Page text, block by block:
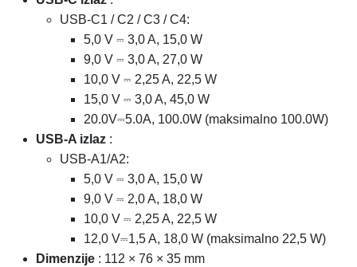
USB-C1 / C2 / C3 / C4:
5,0 V ⎓ 3,0 A, 15,0 W
9,0 V ⎓ 3,0 A, 27,0 W
10,0 V ⎓ 2,25 A, 22,5 W
15,0 V ⎓ 3,0 A, 45,0 W
20.0V⎓5.0A, 100.0W (maksimalno 100.0W)
USB-A izlaz :
USB-A1/A2:
5,0 V ⎓ 3,0 A, 15,0 W
9,0 V ⎓ 2,0 A, 18,0 W
10,0 V ⎓ 2,25 A, 22,5 W
12,0 V⎓1,5 A, 18,0 W (maksimalno 22,5 W)
Dimenzije : 112 × 76 × 35 mm